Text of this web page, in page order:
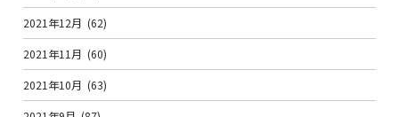
2021年12月 (62)
2021年11月 (60)
2021年10月 (63)